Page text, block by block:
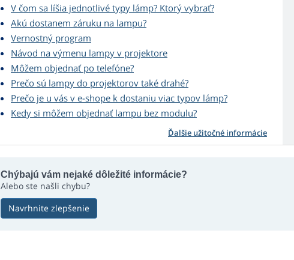
V čom sa líšia jednotlivé typy lámp? Ktorý vybrať?
Akú dostanem záruku na lampu?
Vernostný program
Návod na výmenu lampy v projektore
Môžem objednať po telefóne?
Prečo sú lampy do projektorov také drahé?
Prečo je u vás v e-shope k dostaniu viac typov lámp?
Kedy si môžem objednať lampu bez modulu?
Ďalšie užitočné informácie
Chýbajú vám nejaké dôležité informácie?
Alebo ste našli chybu?
Navrhnite zlepšenie